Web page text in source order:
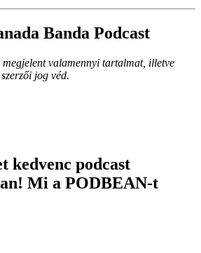
Banda Podcast
megjelent valamennyi tartalmat, illetve
jog véd.
kedvenc podcast
Mi a PODBEAN-t